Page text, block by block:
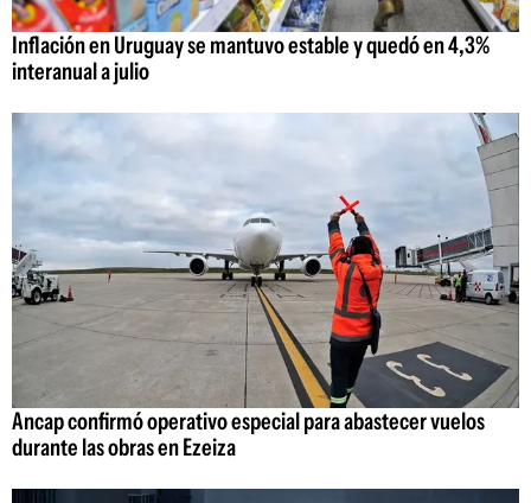
Inflación en Uruguay se mantuvo estable y quedó en 4,3%
interanual a julio
Ancap confirmó operativo especial para abastecer vuelos
durante las obras en Ezeiza